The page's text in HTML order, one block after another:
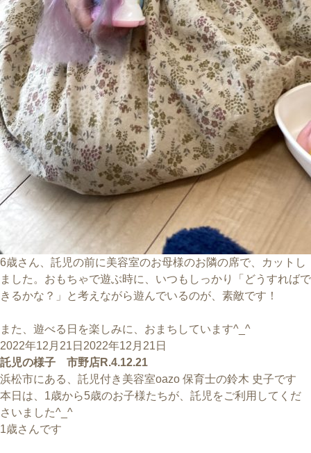
6歳さん、託児の前に美容室のお母様のお隣の席で、カットし
ました。おもちゃで遊ぶ時に、いつもしっかり「どうすればで
きるかな？」と考えながら遊んでいるのが、素敵です！
また、遊べる日を楽しみに、おまちしています^_^
投
稿
日:
2022年12月21日 2022年12月21日
託児の様子 市野店R.4.12.21
浜松市にある、託児付き美容室oazo 保育士の鈴木 史子です
本日は、1歳から5歳のお子様たちが、託児をご利用してくだ
さいました^_^
1歳さんです